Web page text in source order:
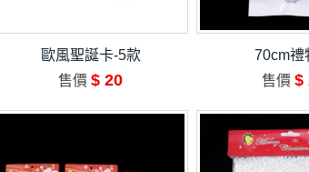
歐風聖誕卡-5款
售價 $ 20
70cm禮
售價 $